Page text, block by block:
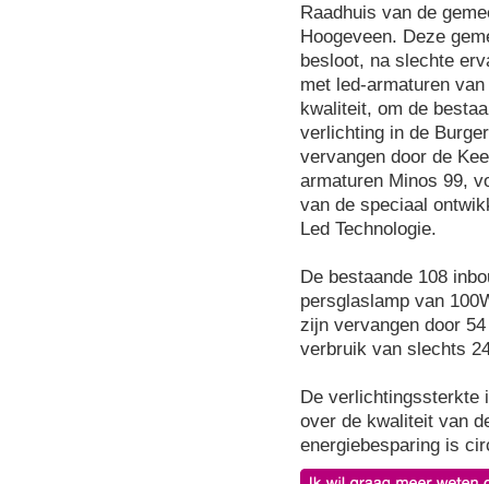
Raadhuis van de
Hoogeveen. Deze
besloot, na slechte
met led-armaturen
kwaliteit, om de
verlichting in de
vervangen door de
armaturen Minos 99,
van de speciaal
Led Technologie.
De bestaande 108
persglaslamp van
zijn vervangen door
verbruik van slechts
De verlichtingssterkte
over de kwaliteit van
energiebesparing is